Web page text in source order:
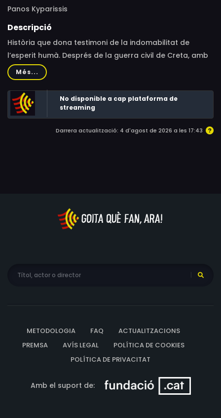
Panos Kyparissis
Descripció
Història que dona testimoni de la indomabilitat de
l’esperit humà. Després de la guerra civil de Creta, amb
la batalla de Samaria, alguns supervivents de l'exèrcit
democràtic es van refugiar a les inhòspites Muntanyes
Blanques, amagats per contactes i amics. El 1962, sis
dels vuit restants van marxar a Itàlia i, després, a
Taixkent, on van passar setze anys a l'exili abans de
tornar a Grècia.
Més...
No disponible a cap plataforma de
streaming
Darrera actualització: 4 d'agost de 2026 a les 17:43
METODOLOGIA FAQ
ACTUALITZACIONS
PREMSA
AVÍS LEGAL
POLÍTICA DE COOKIES
POLÍTICA DE PRIVACITAT
Amb el suport de: